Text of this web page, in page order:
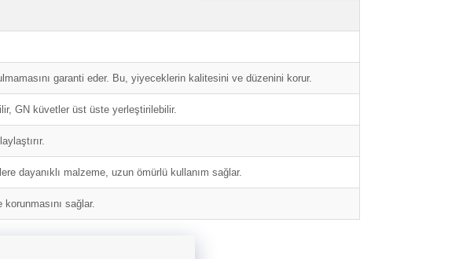
garanti eder. Bu, yiyeceklerin kalitesini ve düzenini korur.
GN küvetler üst üste yerleştirilebilir.
dayanıklı malzeme, uzun ömürlü kullanım sağlar.
sağlar.